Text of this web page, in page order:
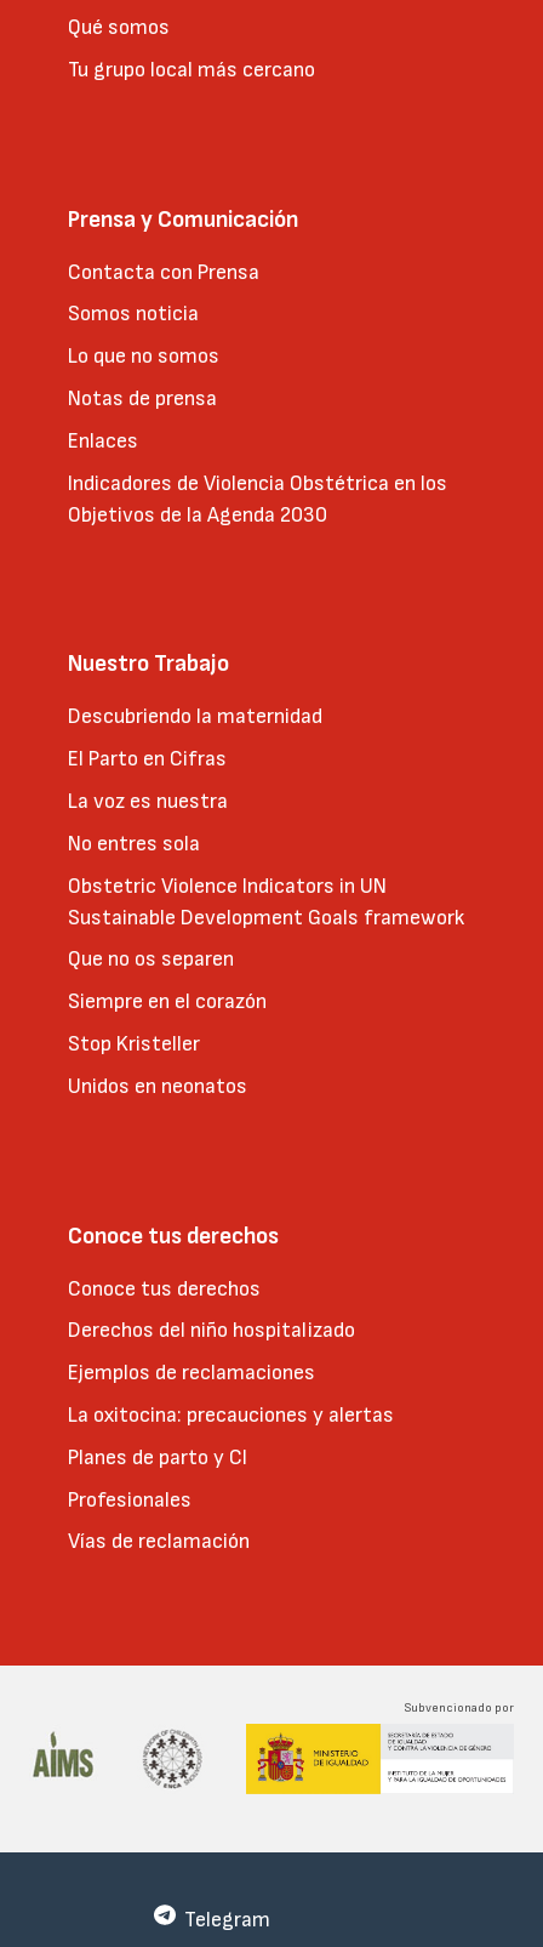
Qué somos
Tu grupo local más cercano
Prensa y Comunicación
Contacta con Prensa
Somos noticia
Lo que no somos
Notas de prensa
Enlaces
Indicadores de Violencia Obstétrica en los
Objetivos de la Agenda 2030
Nuestro Trabajo
Descubriendo la maternidad
El Parto en Cifras
La voz es nuestra
No entres sola
Obstetric Violence Indicators in UN
Sustainable Development Goals framework
Que no os separen
Siempre en el corazón
Stop Kristeller
Unidos en neonatos
Conoce tus derechos
Conoce tus derechos
Derechos del niño hospitalizado
Ejemplos de reclamaciones
La oxitocina: precauciones y alertas
Planes de parto y CI
Profesionales
Vías de reclamación
Subvencionado por
Telegram